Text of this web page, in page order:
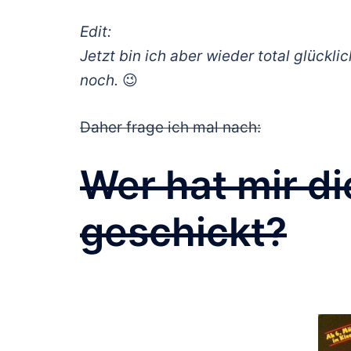
Edit:
Jetzt bin ich aber wieder total
noch. 😉
Daher frage ich mal nach:
Wer hat mir
geschickt?